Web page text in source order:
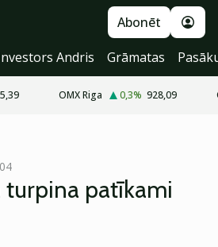
Abonēt
Andris Grāmatas
OMX Riga 0,3% 928,09
turpina patīkami